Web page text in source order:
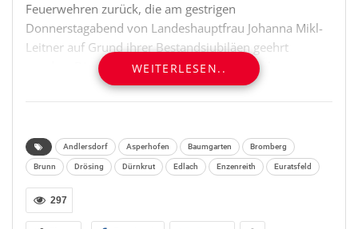
Feuerwehren zurück, die am gestrigen
Donnerstagabend von Landeshauptfrau Johanna Mikl-
Leitner auf Grund ihrer Bestandsjubiläen geehrt
wurden. Die Überreichung der Urkunden nahmen
Landeshauptfrau Johanna Mikl-Leitner, LH-Stellvertreter
Stephan Pernkopf und Landesfeuerwehrkommandant-
„Niederösterreich und die Freiwilligen Feuerwehren
Landeshauptfrau Johanna Mikl-Leitner im Gespräch mit
Moderator Peter Madlberger und verwies auf die rund
WEITERLESEN..
Andlersdorf Asperhofen Baumgarten Bromberg
Brunn Drösing Dürnkrut Edlach Enzenreith Euratsfeld
297